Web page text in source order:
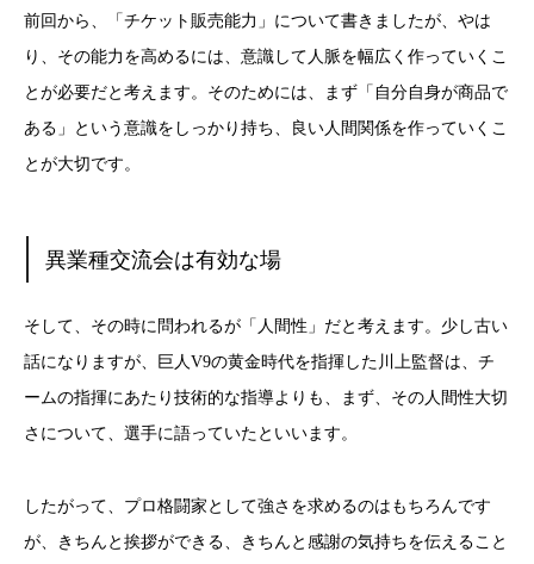
前回から、「チケット販売能力」について書きましたが、やは
り、その能力を高めるには、意識して人脈を幅広く作っていくこ
とが必要だと考えます。そのためには、まず「自分自身が商品で
ある」という意識をしっかり持ち、良い人間関係を作っていくこ
とが大切です。
異業種交流会は有効な場
そして、その時に問われるが「人間性」だと考えます。少し古い
話になりますが、巨人V9の黄金時代を指揮した川上監督は、チ
ームの指揮にあたり技術的な指導よりも、まず、その人間性大切
さについて、選手に語っていたといいます。
したがって、プロ格闘家として強さを求めるのはもちろんです
が、きちんと挨拶ができる、きちんと感謝の気持ちを伝えること